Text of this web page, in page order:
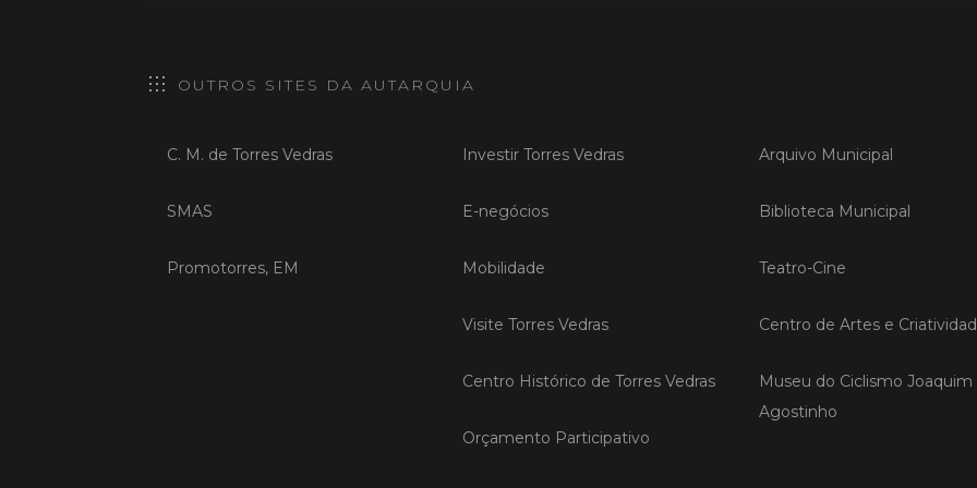
OUTROS SITES DA AUTARQUIA
C. M. de Torres Vedras
SMAS
Promotorres, EM
Investir Torres Vedras
E-negócios
Mobilidade
Visite Torres Vedras
Centro Histórico de Torres Vedras
Orçamento Participativo
Arquivo Municipal
Biblioteca Municipal
Teatro-Cine
Centro de Artes e
Museu do Ciclismo Joaquim
Agostinho